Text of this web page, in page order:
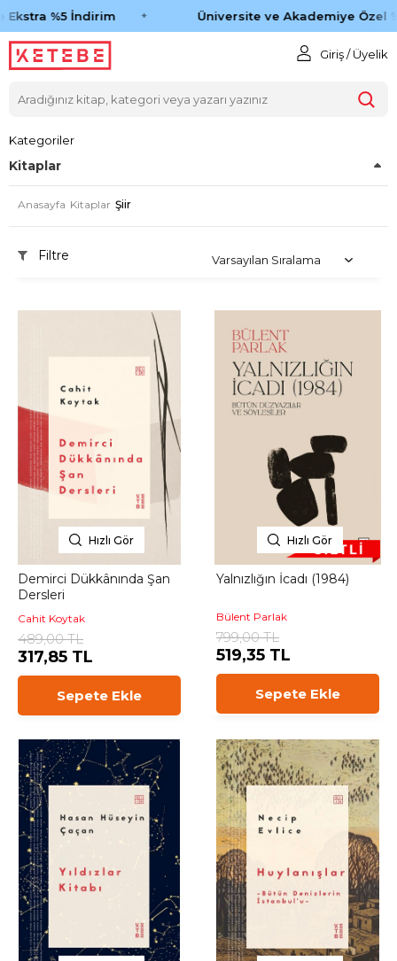
%5 İndirim Üniversite ve Akademiye Özel
Giriş / Üyelik
Kategoriler
Kitaplar
Anasayfa Kitaplar Şiir
Filtre
Hızlı Gör
Demirci Dükkânında Şan
Dersleri
Cahit Koytak
489,00 TL
317,85 TL
Sepete Ekle
Hızlı Gör
Yalnızlığın İcadı (1984)
Bülent Parlak
799,00 TL
519,35 TL
Sepete Ekle